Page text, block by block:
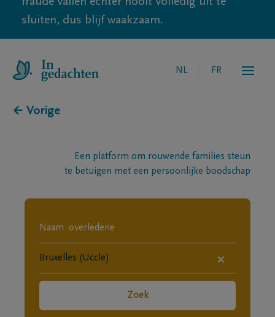
sluiten, dus blijf waakzaam.
NL FR
← Vorige
Een platform om rouwende families steun
te betuigen met een persoonlijke boodschap
×
Zoek